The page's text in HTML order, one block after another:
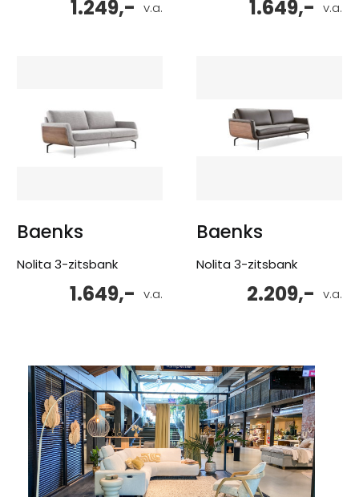
v.a.
1.249,- v.a.
1.649,-
Baenks
Nolita 3-zitsbank
v.a.
1.649,-
Baenks
Nolita 3-zitsbank
v.a.
2.209,-